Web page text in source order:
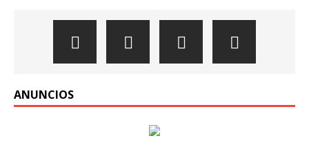
ANUNCIOS